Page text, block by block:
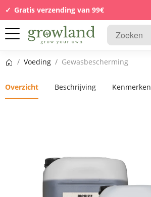
Gratis verzending van 99€
Startpagina
/ Voeding / Gewasbescherming
Overzicht Beschrijving Kenmerken